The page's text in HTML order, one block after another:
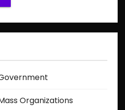
Organizations